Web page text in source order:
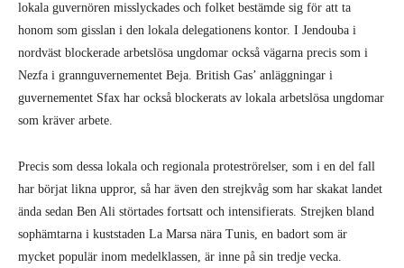
lokala guvernören misslyckades och folket bestämde sig för att ta
honom som gisslan i den lokala delegationens kontor. I Jendouba i
nordväst blockerade arbetslösa ungdomar också vägarna precis som i
Nezfa i grannguvernementet Beja. British Gas’ anläggningar i
guvernementet Sfax har också blockerats av lokala arbetslösa ungdomar
som kräver arbete.
Precis som dessa lokala och regionala proteströrelser, som i en del fall
har börjat likna uppror, så har även den strejkvåg som har skakat landet
ända sedan Ben Ali störtades fortsatt och intensifierats. Strejken bland
sophämtarna i kuststaden La Marsa nära Tunis, en badort som är
mycket populär inom medelklassen, är inne på sin tredje vecka.